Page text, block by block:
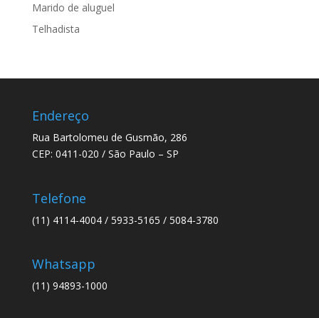
Marido de aluguel
Telhadista
Endereço
Rua Bartolomeu de Gusmão, 286
CEP: 0411-020 / São Paulo – SP
Telefone
(11) 4114-4004 / 5933-5165 / 5084-3780
Whatsapp
(11) 94893-1000